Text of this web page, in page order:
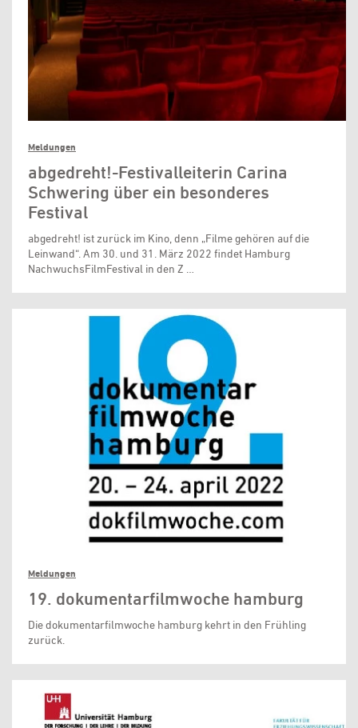
Meldungen
abgedreht!-Festivalleiterin Carina
Schwering über ein besonderes
Festival
abgedreht! ist zurück im Kino, denn „Filme gehören auf die
Leinwand“. Am 30. und 31. März 2022 findet Hamburg
NachwuchsFilmFestival in den Z …
Meldungen
19. dokumentarfilmwoche hamburg
Die dokumentarfilmwoche hamburg kehrt in den Frühling
zurück.